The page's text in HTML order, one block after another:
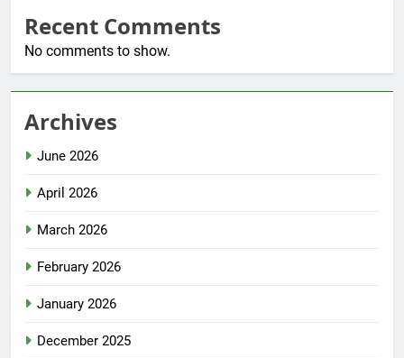
Recent Comments
No comments to show.
Archives
June 2026
April 2026
March 2026
February 2026
January 2026
December 2025